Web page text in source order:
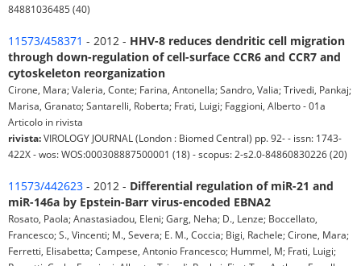
84881036485 (40)
11573/458371 - 2012 - HHV-8 reduces dendritic cell migration
through down-regulation of cell-surface CCR6 and CCR7 and
cytoskeleton reorganization
Cirone, Mara; Valeria, Conte; Farina, Antonella; Sandro, Valia; Trivedi, Pankaj;
Marisa, Granato; Santarelli, Roberta; Frati, Luigi; Faggioni, Alberto - 01a
Articolo in rivista
rivista:VIROLOGY JOURNAL (London : Biomed Central) pp. 92- - issn: 1743-
422X - wos: WOS:000308887500001 (18) - scopus: 2-s2.0-84860830226 (20)
11573/442623 - 2012 - Differential regulation of miR-21 and
miR-146a by Epstein-Barr virus-encoded EBNA2
Rosato, Paola; Anastasiadou, Eleni; Garg, Neha; D., Lenze; Boccellato,
Francesco; S., Vincenti; M., Severa; E. M., Coccia; Bigi, Rachele; Cirone, Mara;
Ferretti, Elisabetta; Campese, Antonio Francesco; Hummel, M; Frati, Luigi;